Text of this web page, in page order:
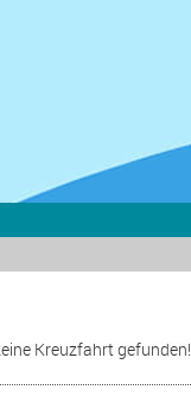
Kreuzfahrt gefunden!